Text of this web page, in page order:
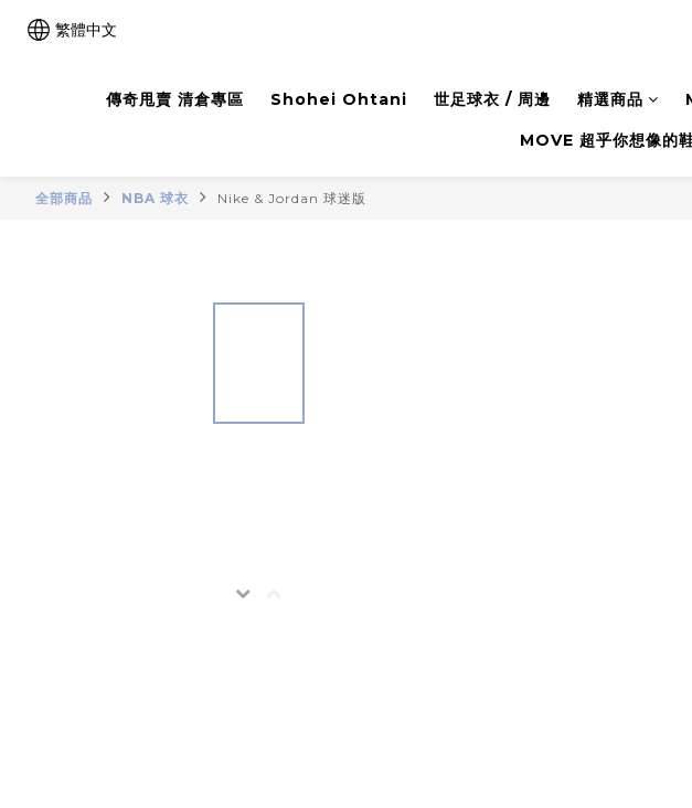
繁體中文
傳奇甩賣 清倉專區 Shohei Ohtani 世足球衣 / 周邊 精選商品
MOVE 超乎你想像的
全部商品 NBA 球衣 Nike & Jordan 球迷版